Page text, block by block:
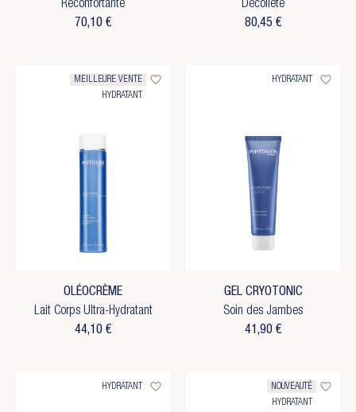
Réconfortante
70,10 €
Décolleté
80,45 €
MEILLEURE VENTE
HYDRATANT
favorite_border
OLÉOCRÈME
Lait Corps Ultra-Hydratant
44,10 €
HYDRATANT favorite_border
GEL CRYOTONIC
Soin des Jambes
41,90 €
HYDRATANT favorite_border
NOUVEAUTÉ
HYDRATANT
favorite_border